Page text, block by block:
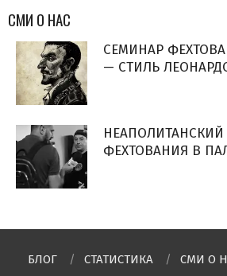
СМИ О НАС
СЕМИНАР
— СТИЛЬ
НЕАПОЛИТАНСКИЙ
ФЕХТОВАНИЯ В
БЛОГ СТАТИСТИКА СМИ О